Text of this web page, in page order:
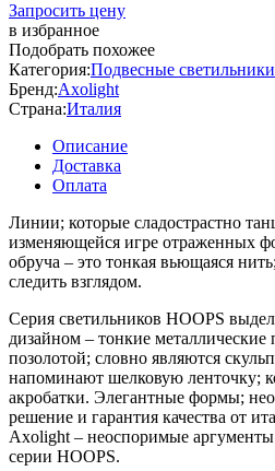
Запросить цену
в избранное
Подобрать похожее
Категория:Подвесные светильники
Бренд:Axolight
Страна:Италия
Описание
Доставка
Оплата
Линии; которые сладострастно
изменяющейся игре отраженных
обруча – это тонкая вьющаяся
следить взглядом.
Серия светильников HOOPS
дизайном – тонкие металлические
позолотой; словно являются
напоминают шелковую ленточку;
акробатки. Элегантные формы;
решение и гарантия качества от
Axolight – неоспоримые аргументы
серии HOOPS.